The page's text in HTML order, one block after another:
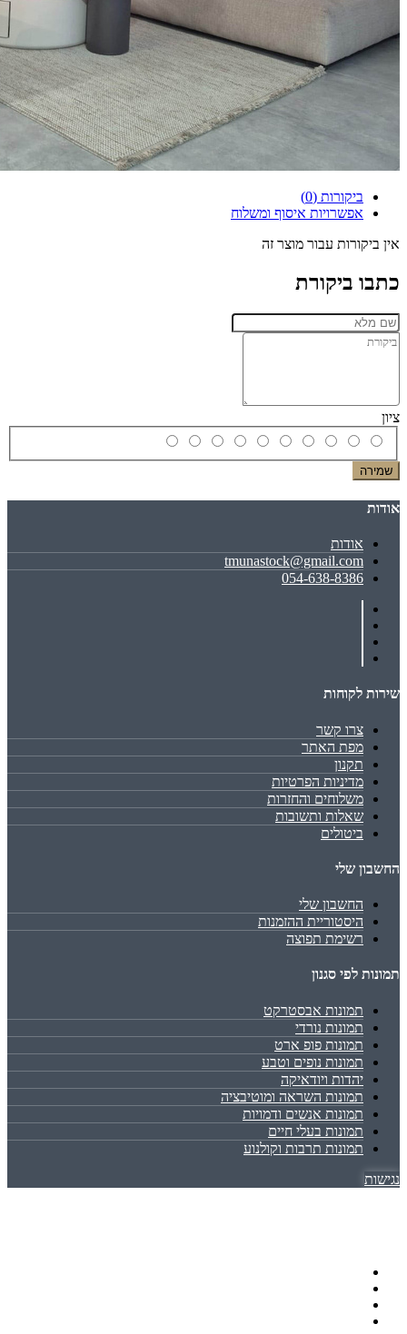
ביקורות (0)
אפשרויות איסוף ומשלוח
אין ביקורות עבור מוצר זה
כתבו ביקורת
ציון
שמירה
אודות
אודות
tmunastock@gmail.com
054-638-8386
שירות לקוחות
צרו קשר
מפת האתר
תקנון
מדיניות הפרטיות
משלוחים והחזרות
שאלות ותשובות
ביטולים
החשבון שלי
החשבון שלי
היסטוריית ההזמנות
רשימת תפוצה
תמונות לפי סגנון
תמונות אבסטרקט
תמונות נורדי
תמונות פופ ארט
תמונות נופים וטבע
יהדות ויודאיקה
תמונות השראה ומוטיבציה
תמונות אנשים ודמויות
תמונות בעלי חיים
תמונות תרבות וקולנוע
נגישות